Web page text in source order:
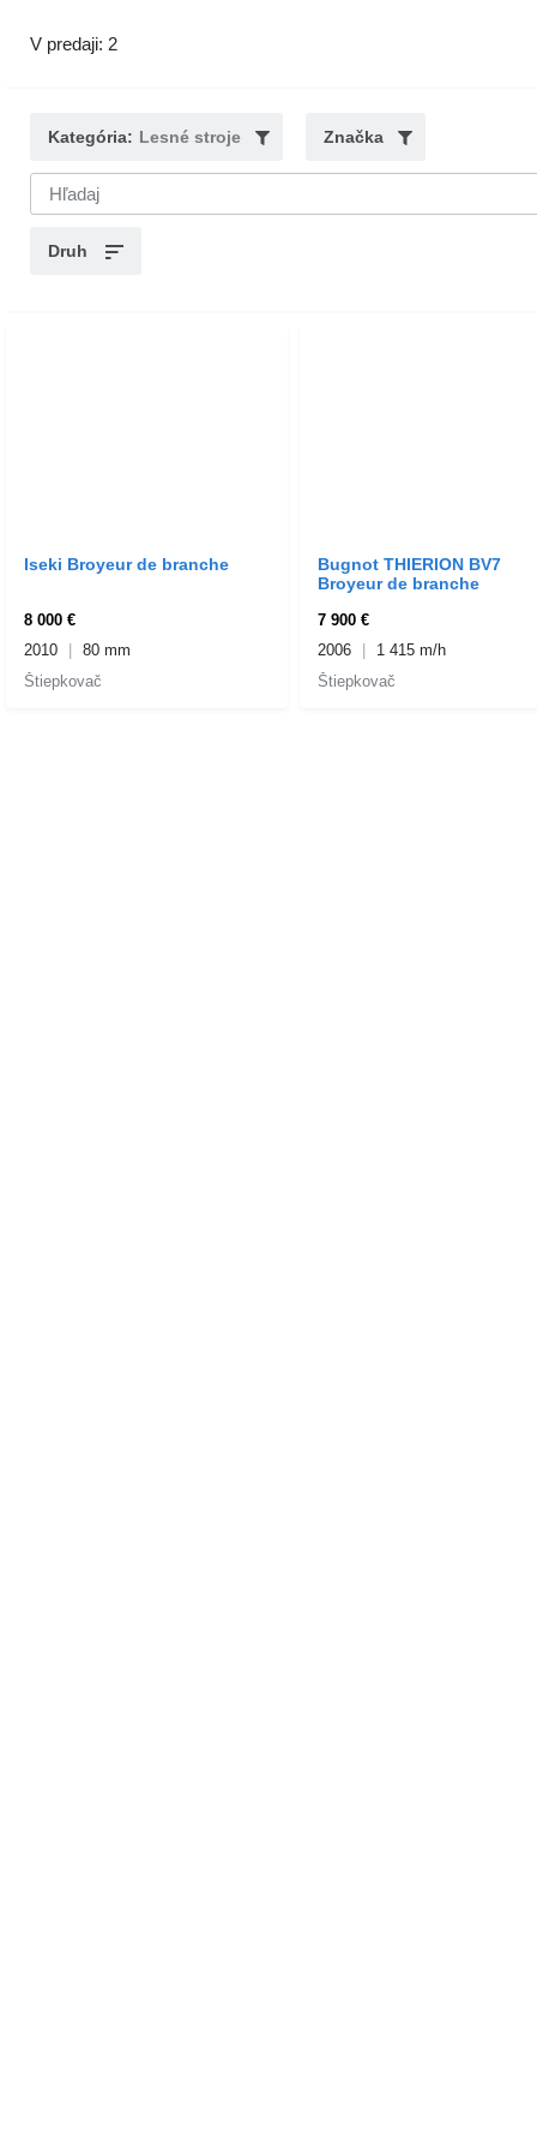
V predaji: 2
Kategória: Lesné stroje Značka
Druh
Iseki Broyeur de branche
8 000 €
Štiepkovač
2010 80 mm
Bugnot THIERION BV7
Broyeur de branche
7 900 €
Štiepkovač
2006 1 415 m/h